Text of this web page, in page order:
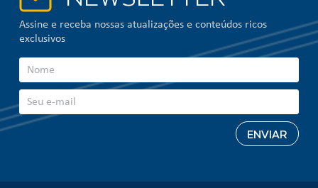
Assine e receba nossas atualizações e conteúdos ricos
exclusivos